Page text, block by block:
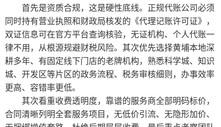
首先是资质合规，这是硬性底线。正规代账公司必须
同时持有营业执照和财政局核发的《代理记账许可证》，
双证信息可在官方平台查询核验，无证机构、个人代账一
律不用，从根源规避财税风险。其次优先选择黄埔本地深
耕多年、有固定线下门店的老牌机构，熟悉科学城、知识
城、开发区等片区的政务流程、税务审核细则，办事效率
更高、容错率更低。
其次看重收费透明度，靠谱的服务商全部明码标价，
合同清晰列明全套服务项目，无低价引流、无隐形加价、